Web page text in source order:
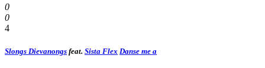
0
0
4
Slongs Dievanongs feat. Sista Flex Danse me a